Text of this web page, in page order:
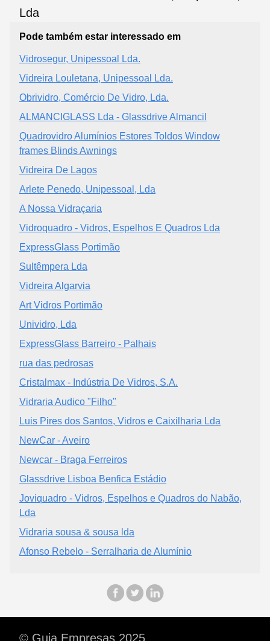
Pode também estar interessado em
Vidrosegur, Unipessoal Lda.
Vidreira Louletana, Unipessoal Lda.
Obrividro, Comércio De Vidro, Lda.
ALMANCIGLASS Lda - Glassdrive Almancil
Quadrovidro Alumínios Estores Toldos Window
frames Blinds Awnings
Vidreira De Lagos
Arlete Penedo, Unipessoal, Lda
A Nossa Vidraçaria
Vidroquadro - Vidros, Espelhos E Quadros Lda
ExpressGlass Portimão
Sultêmpera Lda
Vidreira Algarvia
Art Vidros Portimão
Unividro, Lda
ExpressGlass Barreiro - Palhais
rua das pedrosas
Cristalmax - Indústria De Vidros, S.A.
Vidraria Audico "Filho"
Luis Pires dos Santos, Vidros e Caixilharia Lda
NewCar - Aveiro
Newcar - Braga Ferreiros
Glassdrive Lisboa Benfica Estádio
Joviquadro - Vidros, Espelhos e Quadros do Nabão,
Lda
Vidraria sousa & sousa lda
Afonso Rebelo - Serralharia de Alumínio
© Guia Empresas 2025